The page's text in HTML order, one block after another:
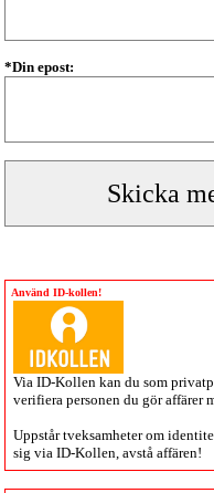
*Din epost:
Använd ID-kollen!
Via ID-Kollen kan du som
verifiera personen du gör affärer
Uppstår tveksamheter om
sig via ID-Kollen , avstå affären!